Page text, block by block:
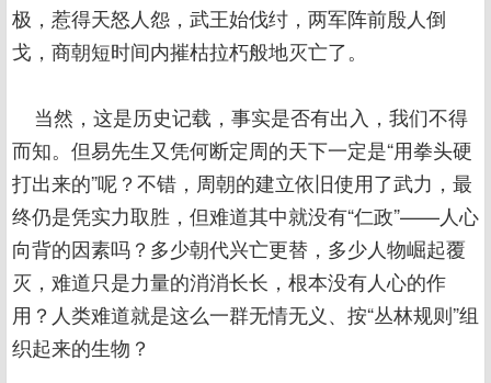
极，惹得天怒人怨，武王始伐纣，两军阵前殷人倒
戈，商朝短时间内摧枯拉朽般地灭亡了。
当然，这是历史记载，事实是否有出入，我们不得
而知。但易先生又凭何断定周的天下一定是“用拳头硬
打出来的”呢？不错，周朝的建立依旧使用了武力，最
终仍是凭实力取胜，但难道其中就没有“仁政”——人心
向背的因素吗？多少朝代兴亡更替，多少人物崛起覆
灭，难道只是力量的消消长长，根本没有人心的作
用？人类难道就是这么一群无情无义、按“丛林规则”组
织起来的生物？